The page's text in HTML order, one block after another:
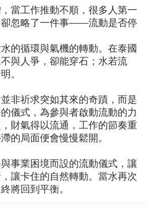
當工作推動不順，很多人第一
卻忽略了一件事——流動是否停
的循環與氣機的轉動。在泰國
與人爭，卻能穿石；水若流
。
非祈求突如其來的奇蹟，而是
儀式，為參與者啟動流動的力
財氣得以流通，工作的節奏重
的局面便會慢慢鬆開。
事業困境而設的流動儀式，讓
讓卡住的自然轉動。當水再次
將回到平衡。